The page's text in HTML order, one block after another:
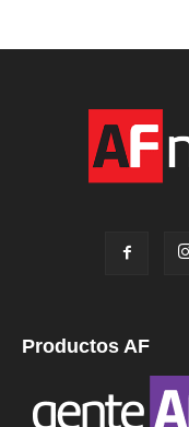
Productos AF